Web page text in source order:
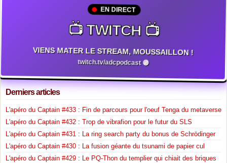
EN DIRECT
📺 TWITCH 📺
VIENS MATER LE STREAM, MOUSSAILLON !
twitch.tv/adcpodcast 🟣
Derniers articles
L'apéro du Captain #433 : Fin de parcours pour l'oeuf Tenga du metaverse
L'apéro du Captain #432 : Trop de vibrafion pour le futur du SLS
L'apéro du Captain #431 : La ring search party du bonus de Schrödinger
L'apéro du Captain #430 : La fusion géante du tsunami de papier cul
L'apéro du Captain #429 : Le PQ-Thon du templier qui chiait des briques